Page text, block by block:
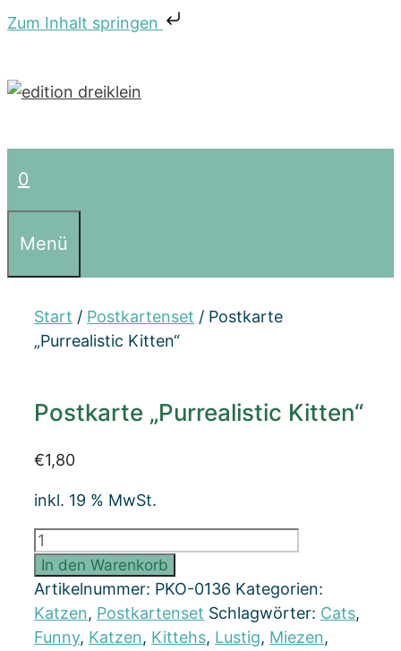
Zum Inhalt springen
springen
0
Menü
Start / Postkartenset / Postkarte
„Purrealistic Kitten“
Postkarte „Purrealistic Kitten“
€1,80
inkl. 19 % MwSt.
Postkarte
"Purrealistic
Kitten"
Menge
In den Warenkorb
Artikelnummer: PKO-0136 Kategorien:
Katzen, Postkartenset Schlagwörter: Cats,
Funny, Katzen, Kittehs, Lustig, Miezen,